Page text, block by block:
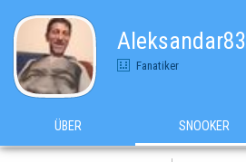
Aleksandar83
Fanatiker
ÜBER SNOOKER